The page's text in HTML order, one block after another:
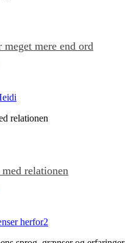
mere end ord
relationen
relationen